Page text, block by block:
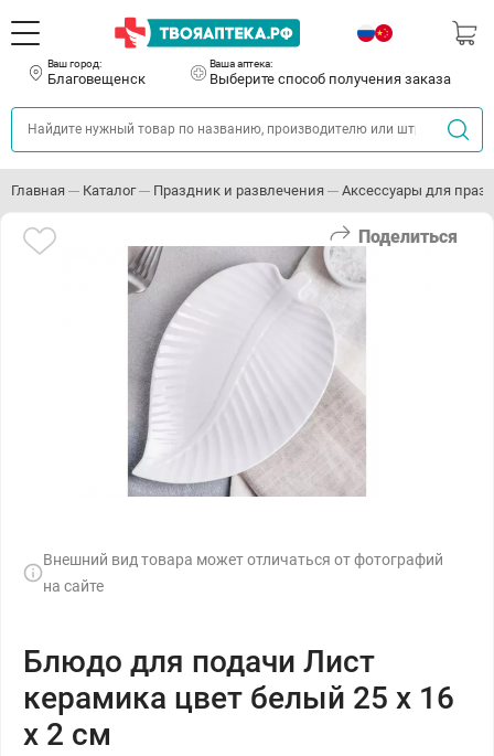
Ваш город:
Благовещенск
Ваша аптека:
Выберите способ получения заказа
Главная Каталог Праздник и развлечения Аксессуары для
Поделиться
Внешний вид товара может отличаться от фотографий
на сайте
Блюдо для подачи Лист
керамика цвет белый 25 х 16
х 2 см